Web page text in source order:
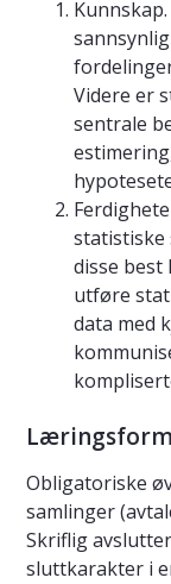
Videre er
sentrale
statistiske
disse best
utføre
data med
Obligatoriske
samlinger
Skriflig
sluttkarakter i